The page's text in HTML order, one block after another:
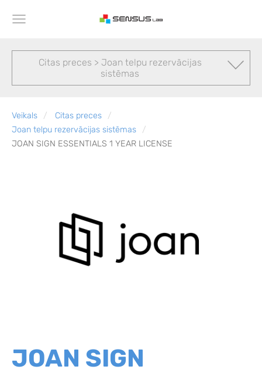
Citas preces > Joan telpu rezervācijas
sistēmas
Veikals
Citas preces
Joan telpu rezervācijas sistēmas
JOAN SIGN ESSENTIALS 1 YEAR LICENSE
JOAN SIGN